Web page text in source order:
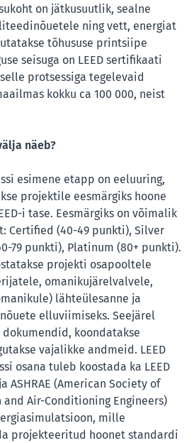
on jätkusuutlik, sealne
ning vett, energiat
tõhususe printsiipe
seisuga on LEED sertifikaati
protsessiga tegelevaid
kokku ca 100 000, neist
näeb?
esimene etapp on eeluuring,
projektile eesmärgiks hoone
i tase. Eesmärgiks on võimalik
Certified (40-49 punkti), Silver
79 punkti), Platinum (80+ punkti).
projekti osapooltele
omanikujärelvalvele,
lähteülesanne ja
elluviimiseks. Seejärel
koondatakse
vajalikke andmeid. LEED
osana tuleb koostada ka LEED
(American Society of
Air-Conditioning Engineers)
mille
projekteeritud hoonet standardi